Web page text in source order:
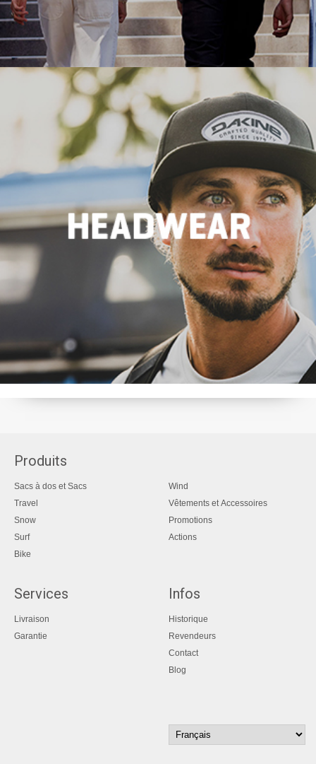
Produits
Sacs à dos et Sacs
Travel
Snow
Surf
Bike
Wind
Vêtements et Accessoires
Promotions
Actions
Services
Livraison
Garantie
Infos
Historique
Revendeurs
Contact
Blog